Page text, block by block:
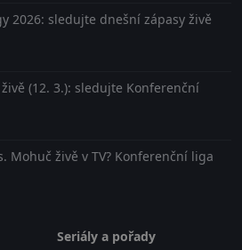
2026: sledujte dnešní zápasy živě
(12. 3.): sledujte Konferenční
Mohuč živě v TV? Konferenční liga
Seriály a pořady